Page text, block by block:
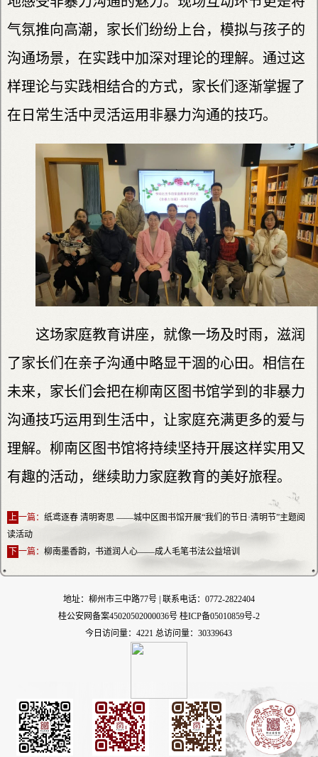
气氛推向高潮，家长们纷纷上台，模拟与孩子的
沟通场景，在实践中加深对理论的理解。通过这
样理论与实践相结合的方式，家长们逐渐掌握了
在日常生活中灵活运用非暴力沟通的技巧。
这场家庭教育讲座，就像一场及时雨，滋润
了家长们在亲子沟通中略显干涸的心田。相信在
未来，家长们会把在柳南区图书馆学到的非暴力
沟通技巧运用到生活中，让家庭充满更多的爱与
理解。柳南区图书馆将持续坚持开展这样实用又
有趣的活动，继续助力家庭教育的美好旅程。
上 一篇： 纸鸢逐春 清明寄思 ——城中区图书馆开展“我们的节日·清明节”主题阅
读活动
下一篇： 柳南墨香韵，书道润人心——成人毛笔书法公益培训
地址：柳州市三中路77号 | 联系电话：0772-2822404
桂公安网备案45020502000036号 桂ICP备05010859号-2
今日访问量：4221 总访问量：30339643